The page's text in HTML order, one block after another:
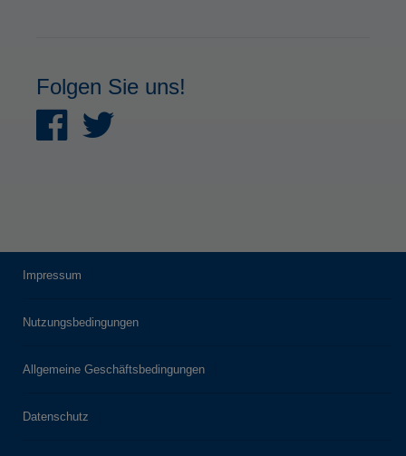
Folgen Sie uns!
Impressum
Nutzungsbedingungen
Allgemeine Geschäftsbedingungen
Datenschutz